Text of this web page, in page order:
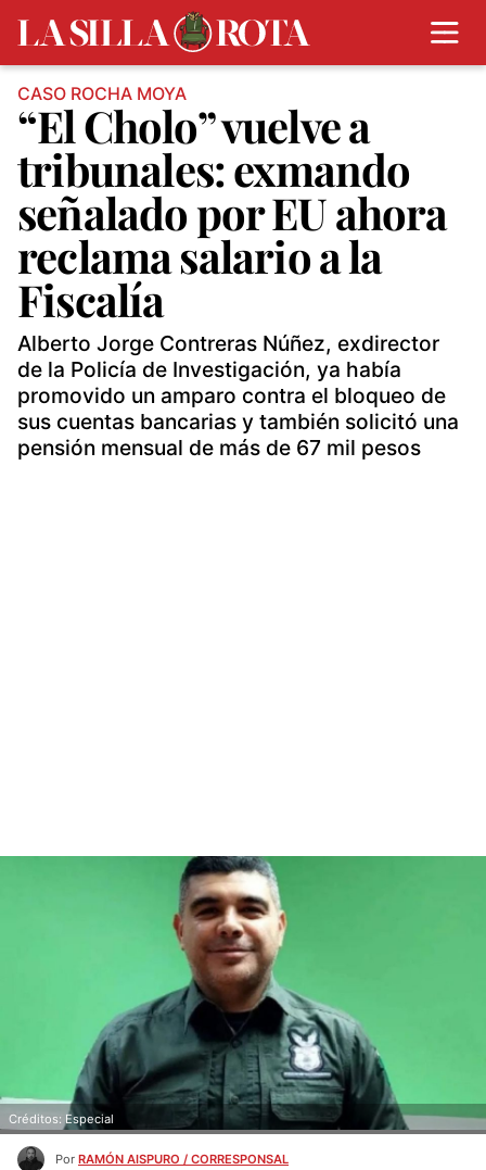
CASO ROCHA MOYA
“El Cholo” vuelve a
tribunales: exmando
señalado por EU ahora
reclama salario a la
Fiscalía
Alberto Jorge Contreras Núñez, exdirector
de la Policía de Investigación, ya había
promovido un amparo contra el bloqueo de
sus cuentas bancarias y también solicitó una
pensión mensual de más de 67 mil pesos
Créditos: Especial
Por RAMÓN AISPURO / CORRESPONSAL